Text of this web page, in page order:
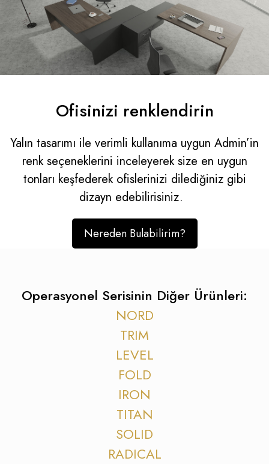
Ofisinizi renklendirin
Yalın tasarımı ile verimli kullanıma uygun Admin’in
renk seçeneklerini inceleyerek size en uygun
tonları keşfederek ofislerinizi dilediğiniz gibi
dizayn edebilirisiniz.
Nereden Bulabilirim?
Operasyonel Serisinin Diğer Ürünleri:
NORD
TRIM
LEVEL
FOLD
IRON
TITAN
SOLID
RADICAL